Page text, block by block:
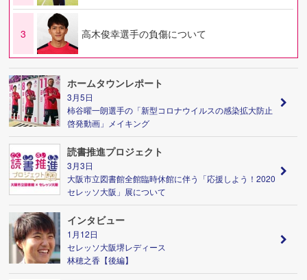
3 高木俊幸選手の負傷について
ホームタウンレポート
3月5日
柿谷曜一朗選手の「新型コロナウイルスの感染拡大防止
啓発動画」メイキング
読書推進プロジェクト
3月3日
大阪市立図書館全館臨時休館に伴う「応援しよう！2020
セレッソ大阪」展について
インタビュー
1月12日
セレッソ大阪堺レディース
林穂之香【後編】